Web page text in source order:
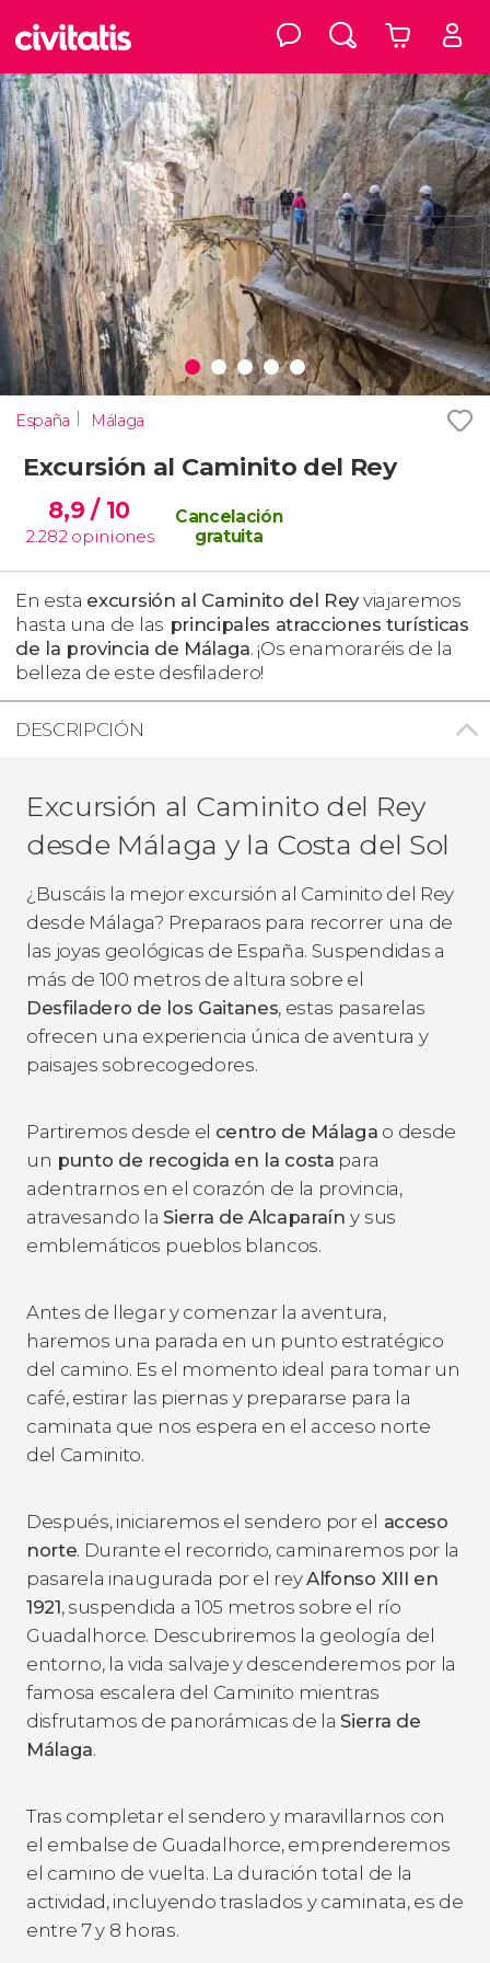
España Málaga
Excursión al Caminito del Rey
8,9/ 10
2.282 opiniones
Cancelación
gratuita
En esta excursión al Caminito del Reyviajaremos
hasta una de las principales atracciones turísticas
de la provincia de Málaga. ¡Os enamoraréis de la
belleza de este desfiladero!
DESCRIPCIÓN
Excursión al Caminito del Rey
desde Málaga y la Costa del Sol
¿Buscáis la mejor excursión al Caminito del Rey
desde Málaga? Preparaos para recorrer una de
las joyas geológicas de España. Suspendidas a
más de 100 metros de altura sobre el
Desfiladero de los Gaitanes, estas pasarelas
ofrecen una experiencia única de aventura y
paisajes sobrecogedores.
Partiremos desde el centro de Málaga o desde
un punto de recogida en la costa para
adentrarnos en el corazón de la provincia,
atravesando la Sierra de Alcaparaíny sus
emblemáticos pueblos blancos.
Antes de llegar y comenzar la aventura,
haremos una parada en un punto estratégico
del camino. Es el momento ideal para tomar un
café, estirar las piernas y prepararse para la
caminata que nos espera en el acceso norte
del Caminito.
Después, iniciaremos el sendero por el acceso
norte. Durante el recorrido, caminaremos por la
pasarela inaugurada por el reyAlfonso XIII en
1921, suspendida a 105 metros sobre el río
Guadalhorce. Descubriremos la geología del
entorno, la vida salvaje y descenderemos por la
famosa escalera del Caminito mientras
disfrutamos de panorámicas de la Sierra de
Málaga.
Tras completar el sendero y maravillarnos con
el embalse de Guadalhorce, emprenderemos
el camino de vuelta. La duración total de la
actividad, incluyendo traslados y caminata, es de
entre 7 y 8 horas.